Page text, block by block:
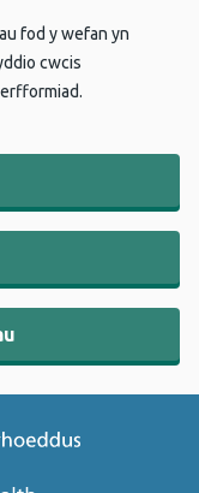
fod y wefan yn
cwcis